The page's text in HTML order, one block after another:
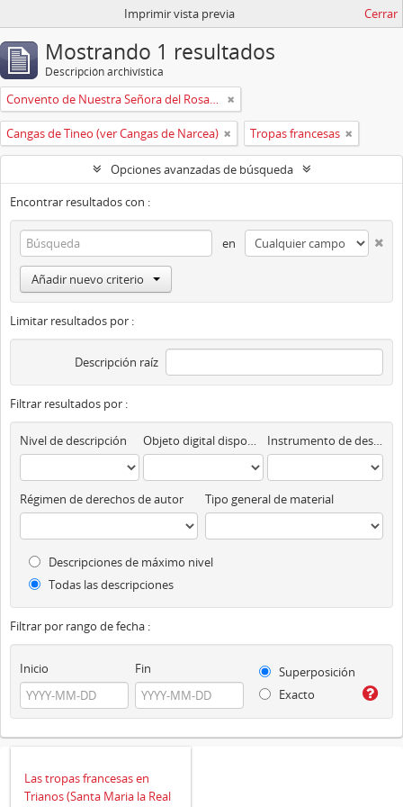
Imprimir vista previa Cerrar
Mostrando 1 resultados
Descripción archivística
Convento de Nuestra Señora del Rosario de Oviedo
Cangas de Tineo (ver Cangas de Narcea) Tropas francesas
Opciones avanzadas de búsqueda
Encontrar resultados con :
en
Añadir nuevo criterio
Limitar resultados por :
Descripción raíz
Filtrar resultados por :
Nivel de descripción Objeto digital disponibles Instrumento de descripción
Régimen de derechos de autor Tipo general de material
Descripciones de máximo nivel
Todas las descripciones
Filtrar por rango de fecha :
Inicio Fin
Superposición
Exacto
Las tropas francesas en
Trianos (Santa Maria la Real